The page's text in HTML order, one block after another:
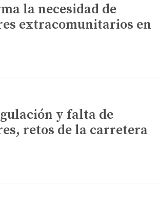
la necesidad de
extracomunitarios en
y falta de
retos de la carretera